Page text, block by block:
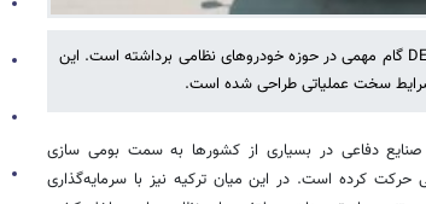
شرکت ترکیه‌ای Koluman با توسعه کامیون نظامی DERMAN گام مهمی در حوزه خودروهای نظامی برداشته است. این
سخت عملیاتی طراحی شده است.
صنایع دفاعی در بسیاری از کشورها به سمت بومی‌ سازی
کرده است. در این میان ترکیه نیز با سرمایه‌گذاری